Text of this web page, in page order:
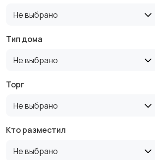
Не выбрано
Тип дома
Не выбрано
Торг
Не выбрано
Кто разместил
Не выбрано